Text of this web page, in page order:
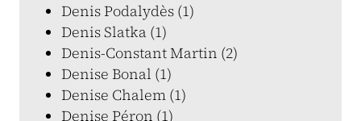
Denis Podalydès (1)
Denis Slatka (1)
Denis-Constant Martin (2)
Denise Bonal (1)
Denise Chalem (1)
Denise Péron (1)